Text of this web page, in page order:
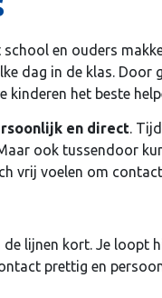
en ouders
dag in de klas. Door
kinderen het beste
en direct.
ook tussendoor
vrij voelen om
lijnen kort. Je loopt
prettig en